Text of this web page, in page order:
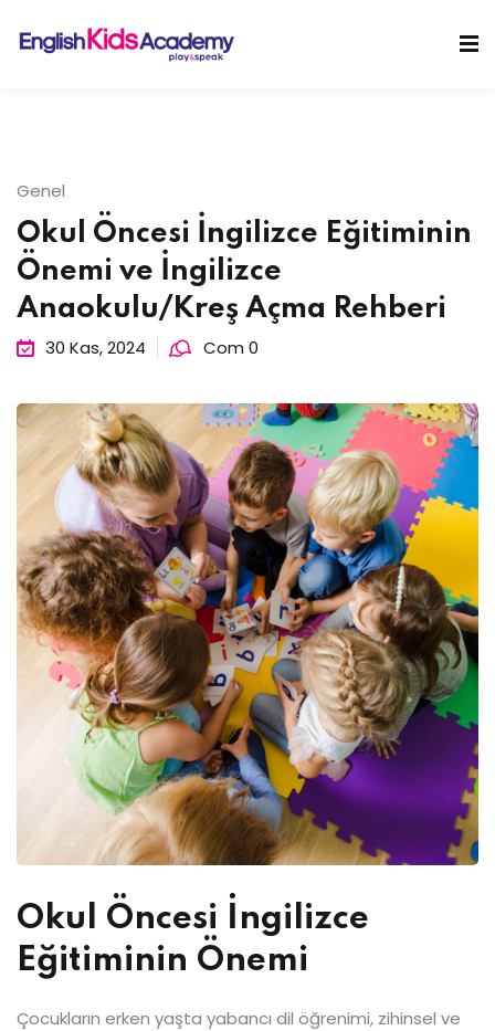
Genel
Okul Öncesi İngilizce Eğitiminin
Önemi ve İngilizce
Anaokulu/Kreş Açma Rehberi
30 Kas, 2024 Com 0
Okul Öncesi İngilizce
Eğitiminin Önemi
Çocukların erken yaşta yabancı dil öğrenimi, zihinsel ve
Sign in